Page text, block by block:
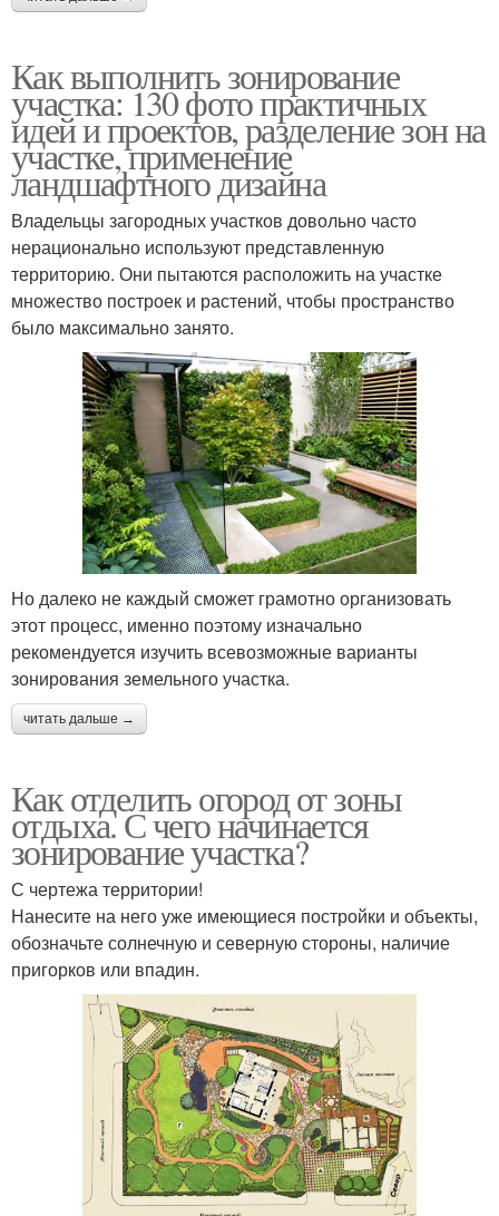
Как выполнить зонирование
участка: 130 фото практичных
идей и проектов, разделение зон на
участке, применение
ландшафтного дизайна
Владельцы загородных участков довольно часто
нерационально используют представленную
территорию. Они пытаются расположить на участке
множество построек и растений, чтобы пространство
было максимально занято.
Но далеко не каждый сможет грамотно организовать
этот процесс, именно поэтому изначально
рекомендуется изучить всевозможные варианты
зонирования земельного участка.
читать дальше →
Как отделить огород от зоны
отдыха. С чего начинается
зонирование участка?
С чертежа территории!
Нанесите на него уже имеющиеся постройки и объекты,
обозначьте солнечную и северную стороны, наличие
пригорков или впадин.